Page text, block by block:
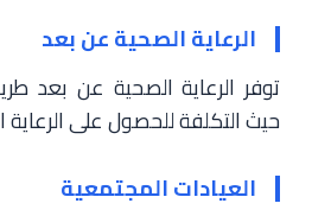
الرعاية الصحية عن بعد
توفر الرعاية الصحية عن بعد
حيث التكلفة للحصول على الرعاية
العيادات المجتمعية